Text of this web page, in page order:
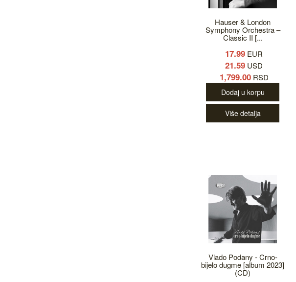
Hauser & London
Symphony Orchestra ‎–
Classic II [...
17.99 EUR
21.59 USD
1,799.00RSD
Dodaj u korpu
Više detalja
Vlado Podany - Crno-
bijelo dugme [album 2023]
(CD)